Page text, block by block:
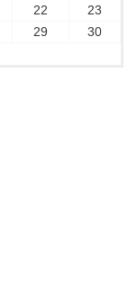
22
23
29
30